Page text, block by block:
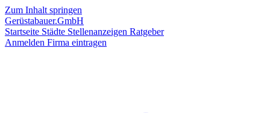
Zum Inhalt springen
Gerüstabauer.GmbH
Startseite Städte Stellenanzeigen Ratgeber
Anmelden Firma eintragen